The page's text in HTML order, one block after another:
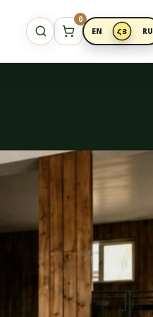
0
EN
ՀՅ RU